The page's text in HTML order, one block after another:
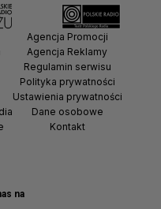
na
Agencja Promocji
Agencja Reklamy
Regulamin serwisu
Polityka prywatności
Ustawienia prywatności
Dane osobowe
Kontakt